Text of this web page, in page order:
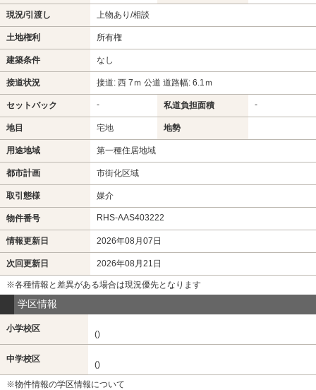
現況/引渡し 上物あり/相談
土地権利 所有権
建築条件 なし
接道状況 接道: 西 7ｍ 公道 道路幅: 6.1ｍ
セットバック - 私道負担面積 -
地目 宅地 地勢
用途地域 第一種住居地域
都市計画 市街化区域
取引態様 媒介
物件番号 RHS-AAS403222
情報更新日 2026年08月07日
次回更新日 2026年08月21日
※各種情報と差異がある場合は現況優先となります
学区情報
小学校区
()
中学校区
()
※物件情報の学区情報について